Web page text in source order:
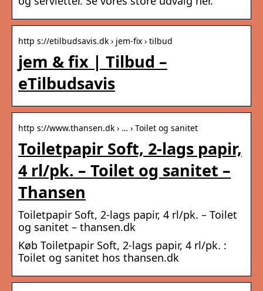
http s://etilbudsavis.dk › jem-fix › tilbud
jem & fix | Tilbud –
eTilbudsavis
http s://www.thansen.dk › … › Toilet og sanitet
Toiletpapir Soft, 2-lags papir,
4 rl/pk. – Toilet og sanitet –
Thansen
Toiletpapir Soft, 2-lags papir, 4 rl/pk. – Toilet
og sanitet – thansen.dk
Køb Toiletpapir Soft, 2-lags papir, 4 rl/pk. :
Toilet og sanitet hos thansen.dk